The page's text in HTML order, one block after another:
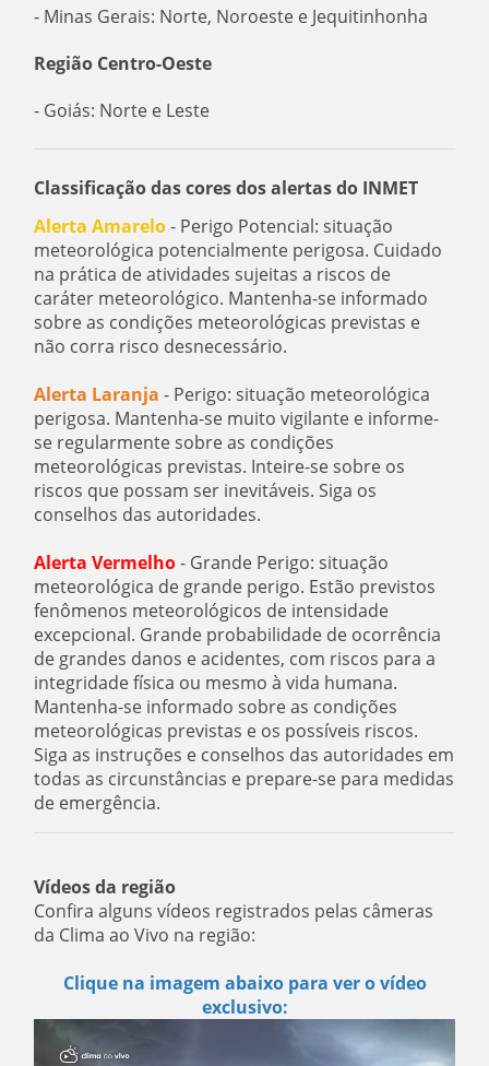
- Minas Gerais: Norte, Noroeste e Jequitinhonha
Região Centro-Oeste
- Goiás: Norte e Leste
Classificação das cores dos alertas do INMET
Alerta Amarelo- Perigo Potencial: situação
meteorológica potencialmente perigosa. Cuidado
na prática de atividades sujeitas a riscos de
caráter meteorológico. Mantenha-se informado
sobre as condições meteorológicas previstas e
não corra risco desnecessário.
Alerta Laranja - Perigo: situação meteorológica
perigosa. Mantenha-se muito vigilante e informe-
se regularmente sobre as condições
meteorológicas previstas. Inteire-se sobre os
riscos que possam ser inevitáveis. Siga os
conselhos das autoridades.
Alerta Vermelho- Grande Perigo: situação
meteorológica de grande perigo. Estão previstos
fenômenos meteorológicos de intensidade
excepcional. Grande probabilidade de ocorrência
de grandes danos e acidentes, com riscos para a
integridade física ou mesmo à vida humana.
Mantenha-se informado sobre as condições
meteorológicas previstas e os possíveis riscos.
Siga as instruções e conselhos das autoridades em
todas as circunstâncias e prepare-se para medidas
de emergência.
Vídeos da região
Confira alguns vídeos registrados pelas câmeras
da Clima ao Vivo na região:
Clique na imagem abaixo para ver o vídeo
exclusivo: